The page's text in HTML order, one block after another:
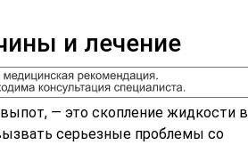
и лечение
— это скопление жидкости в
серьезные проблемы со